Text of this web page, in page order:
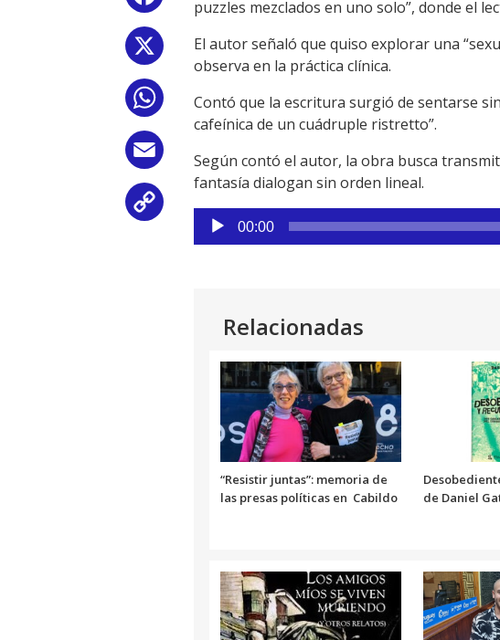
WhatsApp
Email
Copy
Link
puzzles mezclados en uno solo”, donde el
El autor señaló que quiso explorar una
observa en la práctica clínica.
Contó que la escritura surgió de sentarse
cafeínica de un cuádruple ristretto”.
Según contó el autor, la obra busca
fantasía dialogan sin orden lineal.
Reproductor
de
00:00
Relacionadas
“Resistir juntas”: memoria de
las presas políticas en Cabildo
de Daniel